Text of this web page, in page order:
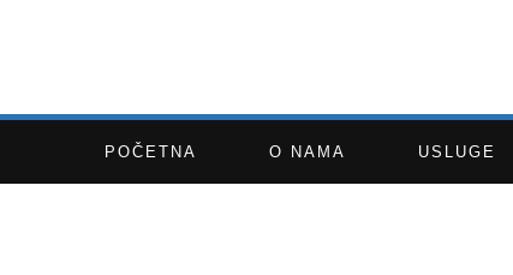
POČETNA O NAMA USLUGE